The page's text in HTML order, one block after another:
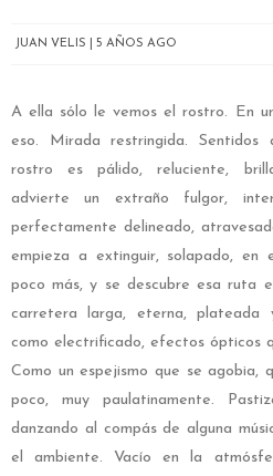
JUAN VELIS 5 AÑOS AGO
A ella sólo le vemos el rostro. En
eso. Mirada restringida. Sentidos
rostro es pálido, reluciente,
advierte un extraño fulgor,
perfectamente delineado,
empieza a extinguir, solapado, en
poco más, y se descubre esa ruta
carretera larga, eterna, plateada
como electrificado, efectos ópticos
Como un espejismo que se agobia,
poco, muy paulatinamente.
danzando al compás de alguna
el ambiente. Vacío en la